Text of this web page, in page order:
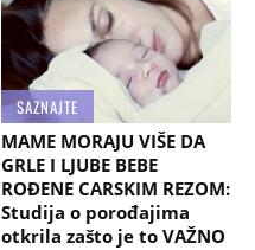
SAZNAJTE
MAME MORAJU VIŠE DA
GRLE I LJUBE BEBE
ROĐENE CARSKIM REZOM:
Studija o porođajima
otkrila zašto je to VAŽNO